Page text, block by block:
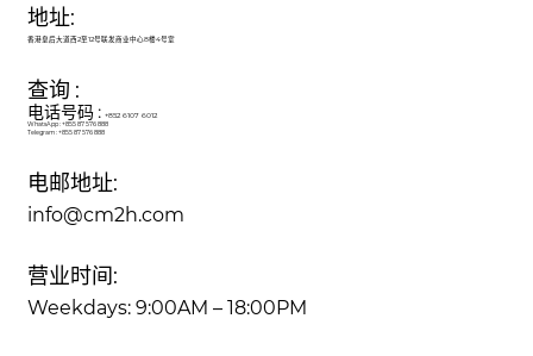
地址:
香港皇后大道西2至12号联发商业中心8楼4号室
查询 :
电话号码 :+852 6107 6012
WhatsApp : +855 87 576 888
Telegram : +855 87 576 888
电邮地址:
info@cm2h.com
营业时间:
Weekdays: 9:00AM – 18:00PM